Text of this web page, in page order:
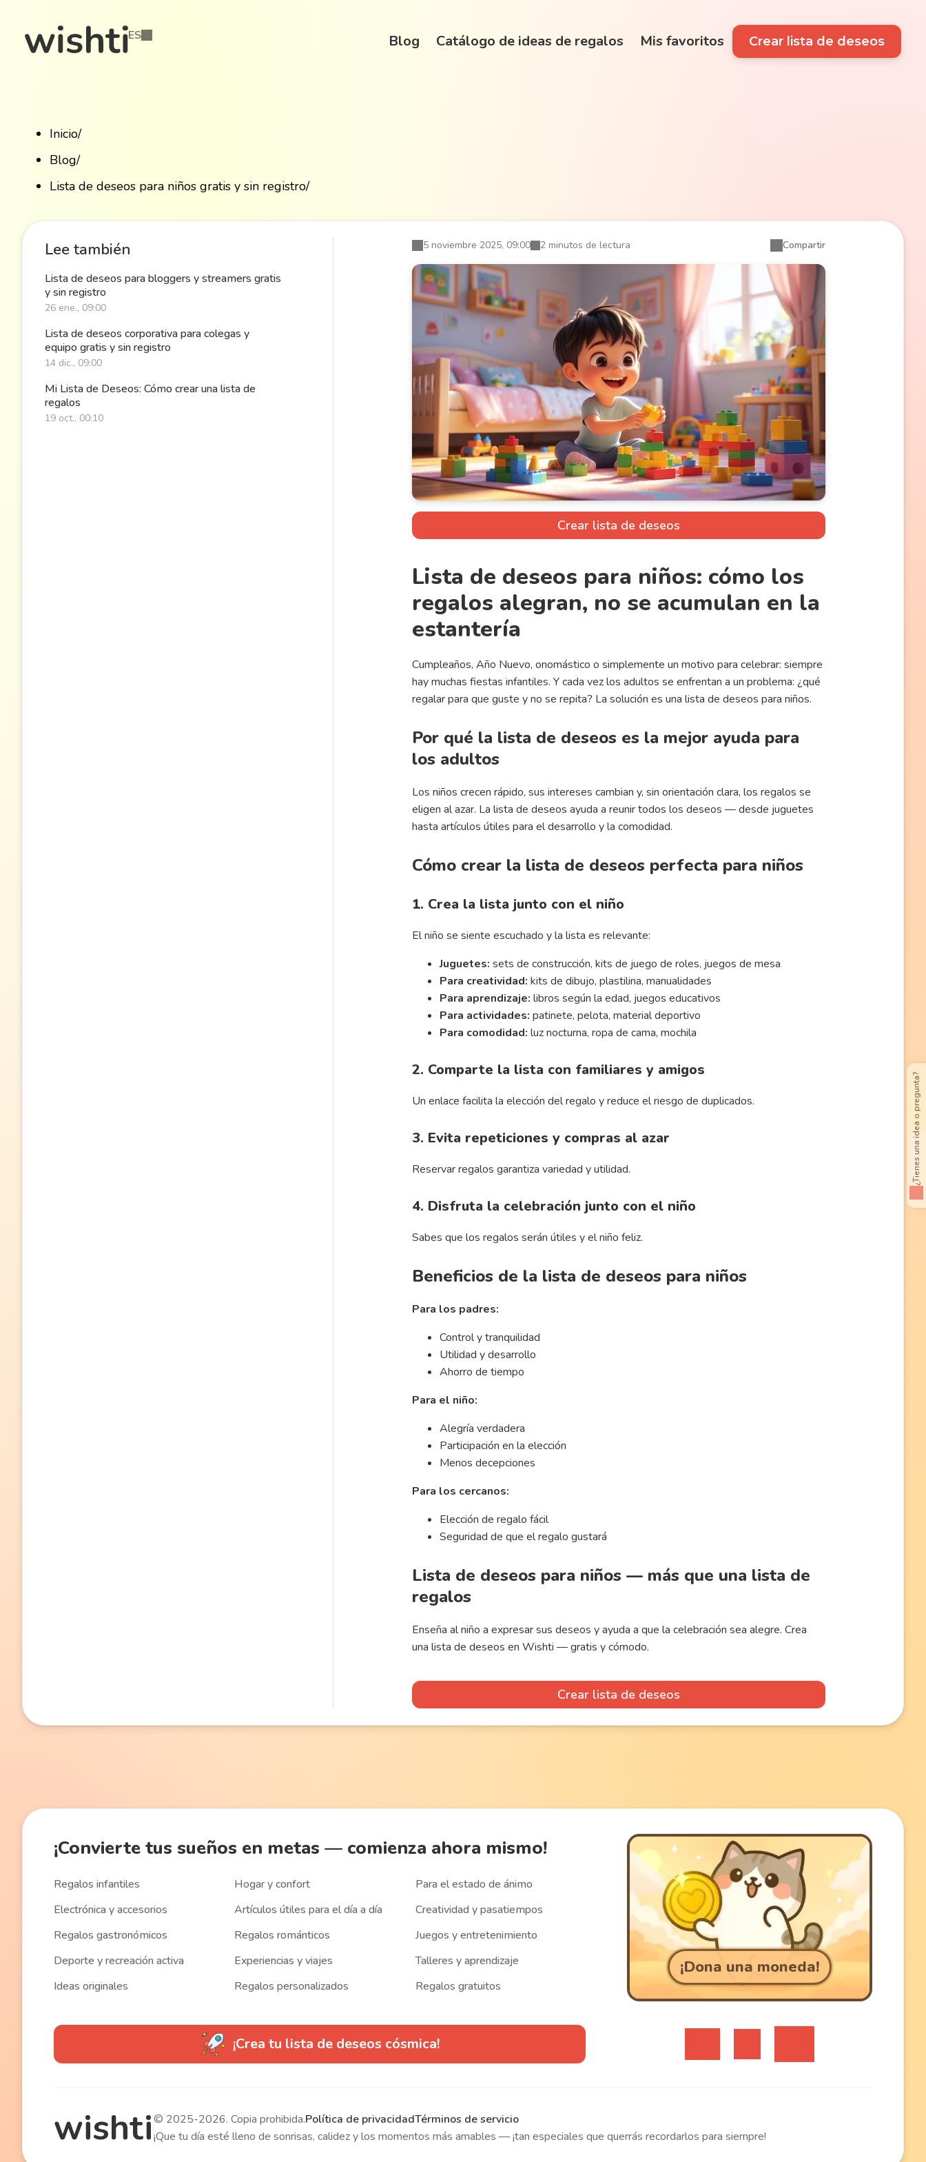
ES Blog Catálogo de ideas de regalos Mis favoritos Crear lista de deseos
Inicio/
Blog/
Lista de deseos para niños gratis y sin registro/
Lee también
Lista de deseos para bloggers y streamers gratis
y sin registro
26 ene., 09:00
Lista de deseos corporativa para colegas y
equipo gratis y sin registro
14 dic., 09:00
Mi Lista de Deseos: Cómo crear una lista de
regalos
19 oct., 00:10
5 noviembre 2025, 09:00 2 minutos de lectura Compartir
Crear lista de deseos
Lista de deseos para niños: cómo los
regalos alegran, no se acumulan en la
estantería
Cumpleaños, Año Nuevo, onomástico o simplemente un motivo para celebrar: siempre
hay muchas fiestas infantiles. Y cada vez los adultos se enfrentan a un problema: ¿qué
regalar para que guste y no se repita? La solución es una lista de deseos para niños.
Por qué la lista de deseos es la mejor ayuda para
los adultos
Los niños crecen rápido, sus intereses cambian y, sin orientación clara, los regalos se
eligen al azar. La lista de deseos ayuda a reunir todos los deseos — desde juguetes
hasta artículos útiles para el desarrollo y la comodidad.
Cómo crear la lista de deseos perfecta para niños
1. Crea la lista junto con el niño
El niño se siente escuchado y la lista es relevante:
Juguetes: sets de construcción, kits de juego de roles, juegos de mesa
Para creatividad: kits de dibujo, plastilina, manualidades
Para aprendizaje: libros según la edad, juegos educativos
Para actividades: patinete, pelota, material deportivo
Para comodidad: luz nocturna, ropa de cama, mochila
2. Comparte la lista con familiares y amigos
Un enlace facilita la elección del regalo y reduce el riesgo de duplicados.
3. Evita repeticiones y compras al azar
Reservar regalos garantiza variedad y utilidad.
4. Disfruta la celebración junto con el niño
Sabes que los regalos serán útiles y el niño feliz.
Beneficios de la lista de deseos para niños
Para los padres:
Control y tranquilidad
Utilidad y desarrollo
Ahorro de tiempo
Para el niño:
Alegría verdadera
Participación en la elección
Menos decepciones
Para los cercanos:
Elección de regalo fácil
Seguridad de que el regalo gustará
Lista de deseos para niños — más que una lista de
regalos
Enseña al niño a expresar sus deseos y ayuda a que la celebración sea alegre. Crea
una lista de deseos en Wishti — gratis y cómodo.
Crear lista de deseos
¡Convierte tus sueños en metas — comienza ahora mismo!
Regalos infantiles Hogar y confort
Para el estado de ánimo
Electrónica y accesorios
Artículos útiles para el día a día
Creatividad y pasatiempos
Regalos gastronómicos
Regalos románticos
Juegos y entretenimiento
Deporte y recreación activa
Experiencias y viajes
Talleres y aprendizaje
Ideas originales
Regalos personalizados Regalos gratuitos
¡Dona una moneda!
¡Crea tu lista de deseos cósmica!
wishti© 2025-2026. Copia prohibida.Política de privacidadTérminos de servicio
¡Que tu día esté lleno de sonrisas, calidez y los momentos más amables — ¡tan especiales que querrás recordarlos para siempre!
¿Tienes una idea o pregunta?